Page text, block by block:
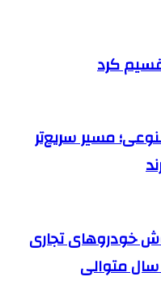
مسیر سریع‌تر
خودروهای تجاری
متوالی